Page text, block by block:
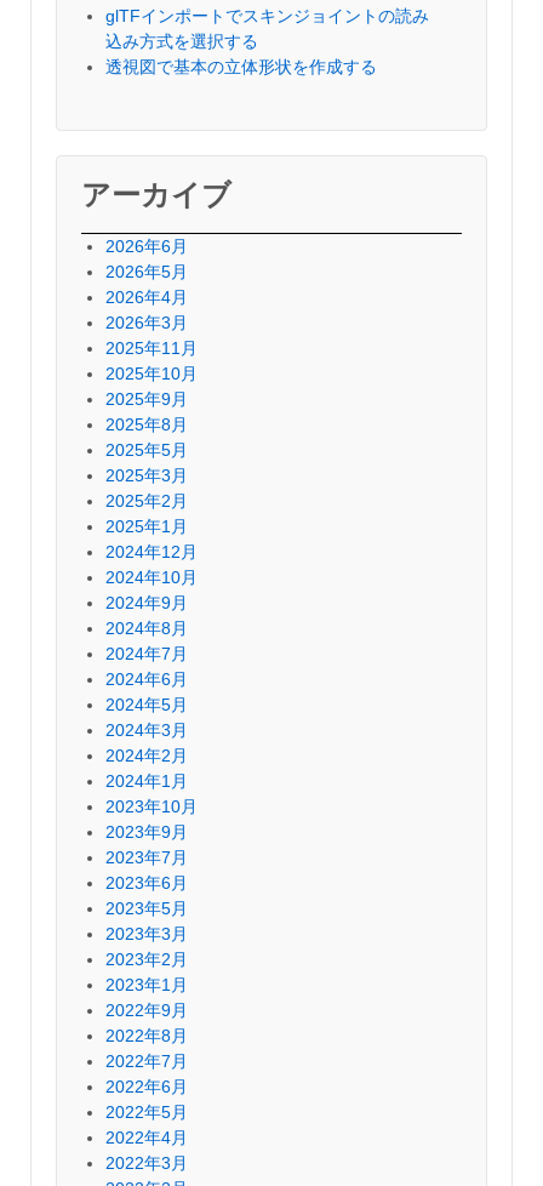
glTFインポートでスキンジョイントの読み
込み方式を選択する
透視図で基本の立体形状を作成する
アーカイブ
2026年6月
2026年5月
2026年4月
2026年3月
2025年11月
2025年10月
2025年9月
2025年8月
2025年5月
2025年3月
2025年2月
2025年1月
2024年12月
2024年10月
2024年9月
2024年8月
2024年7月
2024年6月
2024年5月
2024年3月
2024年2月
2024年1月
2023年10月
2023年9月
2023年7月
2023年6月
2023年5月
2023年3月
2023年2月
2023年1月
2022年9月
2022年8月
2022年7月
2022年6月
2022年5月
2022年4月
2022年3月